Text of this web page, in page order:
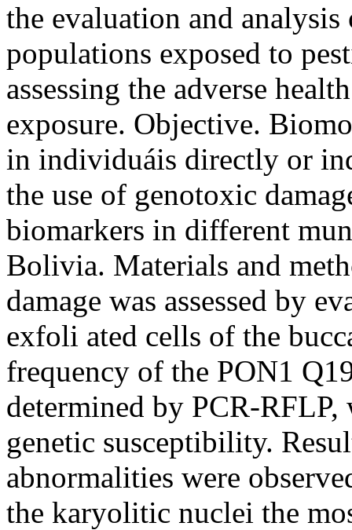
the evaluation and
populations exposed to
assessing the adverse
exposure. Objective.
in individuáis directly or
the use of genotoxic
biomarkers in different
Bolivia. Materials and
damage was assessed by
exfoli ated cells of the
frequency of the PON1
determined by PCR-RFLP,
genetic susceptibility.
abnormalities were
the karyolitic nuclei the